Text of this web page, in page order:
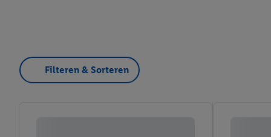
Filteren & Sorteren